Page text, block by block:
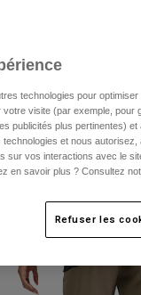
technologies pour
visite (par exemple, pour
publicités plus pertinentes)
et nous
sur vos interactions avec le
en savoir plus ? Consultez
Refuser les